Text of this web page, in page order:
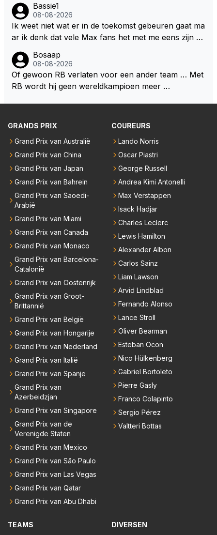
dat men vreest voor een brandstof tekort. Kennelijk
rijden de teams met tot op de liter afgemeten peut...
Bassie1
08-08-2026
Ik weet niet wat er in de toekomst gebeuren gaat ma
ar ik denk dat vele Max fans het met me eens zijn da
zijn als Alonso samen met Max ergens in een vieren
twings uur race samen in een team zouden zitten. D
eze 2 coureurs zouden een fantastisch affiche zijn v
Bosaap
08-08-2026
Of gewoon RB verlaten voor een ander team … Met
RB wordt hij geen wereldkampioen meer …
GRANDS PRIX
Grand Prix van Australië
Grand Prix van China
Grand Prix van Japan
Grand Prix van Bahrein
Grand Prix van Saoedi-
Arabië
Grand Prix van Miami
Grand Prix van Canada
Grand Prix van Monaco
Grand Prix van Barcelona-
Catalonië
Grand Prix van Oostenrijk
Grand Prix van Groot-
Brittannië
Grand Prix van België
Grand Prix van Hongarije
Grand Prix van Nederland
Grand Prix van Italië
Grand Prix van Spanje
Grand Prix van
Azerbeidzjan
Grand Prix van Singapore
Grand Prix van de
Verenigde Staten
Grand Prix van Mexico
Grand Prix van São Paulo
Grand Prix van Las Vegas
Grand Prix van Qatar
Grand Prix van Abu Dhabi
COUREURS
Lando Norris
Oscar Piastri
George Russell
Andrea Kimi Antonelli
Max Verstappen
Isack Hadjar
Charles Leclerc
Lewis Hamilton
Alexander Albon
Carlos Sainz
Liam Lawson
Arvid Lindblad
Fernando Alonso
Lance Stroll
Oliver Bearman
Esteban Ocon
Nico Hülkenberg
Gabriel Bortoleto
Pierre Gasly
Franco Colapinto
Sergio Pérez
Valtteri Bottas
TEAMS
DIVERSEN